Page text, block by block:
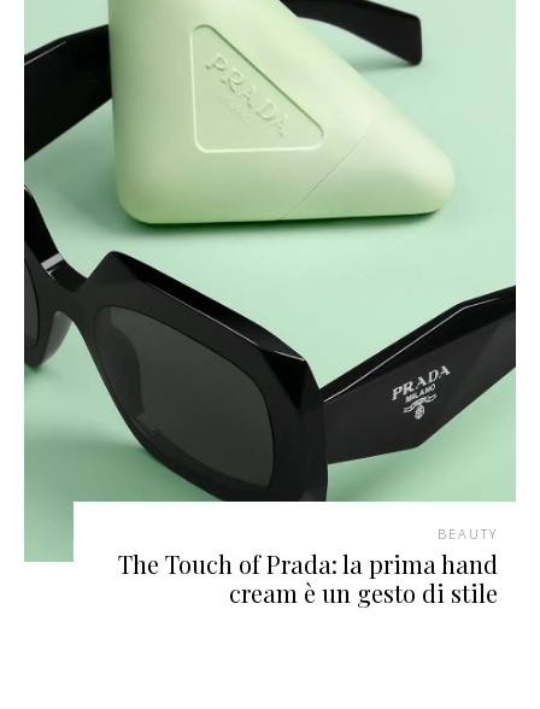
BEAUTY
The Touch of Prada: la prima hand
cream è un gesto di stile